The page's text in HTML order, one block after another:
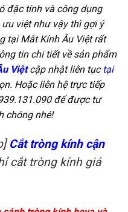
đặc tính và công dụng
việt như vậy thì gợi ý
tại Mắt Kính Âu Việt rất
tin chi tiết về sản phẩm
Việtcập nhật liên tục tại
Hoặc liên hệ trực tiếp
để được tư
chóng nhé!
Cắt tròng kính cận
cắt tròng kính giá